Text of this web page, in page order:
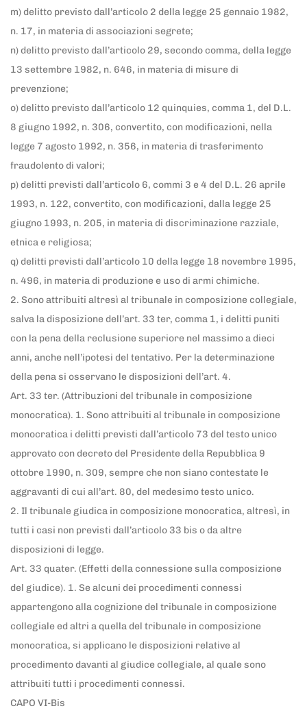
m) delitto previsto dall’articolo 2 della legge 25 gennaio 1982,
n. 17, in materia di associazioni segrete;
n) delitto previsto dall’articolo 29, secondo comma, della legge
13 settembre 1982, n. 646, in materia di misure di
prevenzione;
o) delitto previsto dall’articolo 12 quinquies, comma 1, del D.L.
8 giugno 1992, n. 306, convertito, con modificazioni, nella
legge 7 agosto 1992, n. 356, in materia di trasferimento
fraudolento di valori;
p) delitti previsti dall’articolo 6, commi 3 e 4 del D.L. 26 aprile
1993, n. 122, convertito, con modificazioni, dalla legge 25
giugno 1993, n. 205, in materia di discriminazione razziale,
etnica e religiosa;
q) delitti previsti dall’articolo 10 della legge 18 novembre 1995,
n. 496, in materia di produzione e uso di armi chimiche.
2. Sono attribuiti altresì al tribunale in composizione collegiale,
salva la disposizione dell’art. 33 ter, comma 1, i delitti puniti
con la pena della reclusione superiore nel massimo a dieci
anni, anche nell’ipotesi del tentativo. Per la determinazione
della pena si osservano le disposizioni dell’art. 4.
Art. 33 ter. (Attribuzioni del tribunale in composizione
monocratica). 1. Sono attribuiti al tribunale in composizione
monocratica i delitti previsti dall’articolo 73 del testo unico
approvato con decreto del Presidente della Repubblica 9
ottobre 1990, n. 309, sempre che non siano contestate le
aggravanti di cui all’art. 80, del medesimo testo unico.
2. Il tribunale giudica in composizione monocratica, altresì, in
tutti i casi non previsti dall’articolo 33 bis o da altre
disposizioni di legge.
Art. 33 quater. (Effetti della connessione sulla composizione
del giudice). 1. Se alcuni dei procedimenti connessi
appartengono alla cognizione del tribunale in composizione
collegiale ed altri a quella del tribunale in composizione
monocratica, si applicano le disposizioni relative al
procedimento davanti al giudice collegiale, al quale sono
attribuiti tutti i procedimenti connessi.
CAPO VI-Bis